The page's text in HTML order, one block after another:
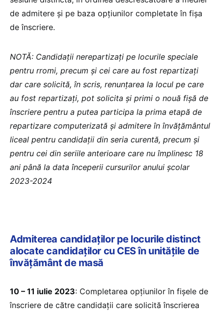
de admitere și pe baza opțiunilor completate în fișa
de înscriere.
NOTĂ: Candidații nerepartizați pe locurile speciale
pentru rromi, precum și cei care au fost repartizați
dar care solicită, în scris, renunțarea la locul pe care
au fost repartizați, pot solicita și primi o nouă fișă de
înscriere pentru a putea participa la prima etapă de
repartizare computerizată și admitere în învățământul
liceal pentru candidații din seria curentă, precum și
pentru cei din seriile anterioare care nu împlinesc 18
ani până la data începerii cursurilor anului școlar
2023-2024
Admiterea candidaților pe locurile distinct
alocate candidaților cu CES în unitățile de
învățământ de masă
10 – 11 iulie 2023: Completarea opțiunilor în fișele de
înscriere de către candidații care solicită înscrierea